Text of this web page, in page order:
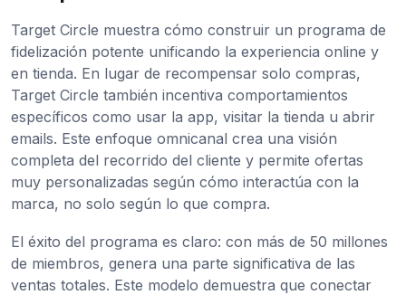
Target Circle muestra cómo construir un programa de
fidelización potente unificando la experiencia online y
en tienda. En lugar de recompensar solo compras,
Target Circle también incentiva comportamientos
específicos como usar la app, visitar la tienda u abrir
emails. Este enfoque omnicanal crea una visión
completa del recorrido del cliente y permite ofertas
muy personalizadas según cómo interactúa con la
marca, no solo según lo que compra.
El éxito del programa es claro: con más de 50 millones
de miembros, genera una parte significativa de las
ventas totales. Este modelo demuestra que conectar